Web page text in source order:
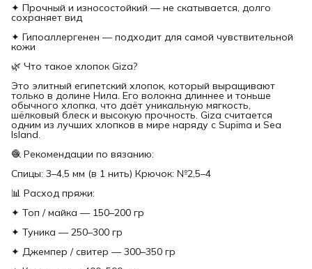
✦ Прочный и износостойкий — не скатывается, долго
сохраняет вид
✦ Гипоаллергенен — подходит для самой чувствительной
кожи
🌿 Что такое хлопок Giza?
Это элитный египетский хлопок, который выращивают
только в долине Нила. Его волокна длиннее и тоньше
обычного хлопка, что даёт уникальную мягкость,
шёлковый блеск и высокую прочность. Giza считается
одним из лучших хлопков в мире наряду с Supima и Sea
Island.
🧶 Рекомендации по вязанию:
Спицы: 3–4,5 мм (в 1 нить) Крючок: №2,5–4
📊 Расход пряжи:
✦ Топ / майка — 150–200 гр
✦ Туника — 250–300 гр
✦ Джемпер / свитер — 300–350 гр